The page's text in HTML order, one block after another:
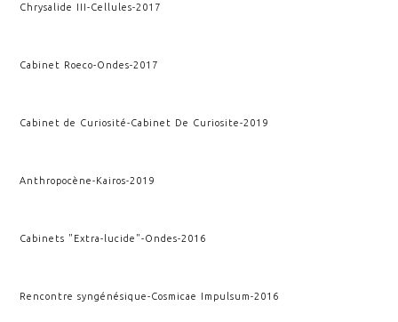
Chrysalide III-Cellules-2017
Cabinet Roeco-Ondes-2017
Cabinet de Curiosité-Cabinet De Curiosite-2019
Anthropocène-Kairos-2019
Cabinets "Extra-lucide"-Ondes-2016
Rencontre syngénésique-Cosmicae Impulsum-2016